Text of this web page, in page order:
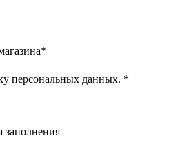
*
персональных данных. *
заполнения